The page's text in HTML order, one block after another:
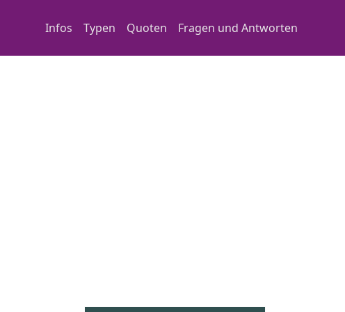
Main navigation
Infos Typen Quoten Fragen und Antworten